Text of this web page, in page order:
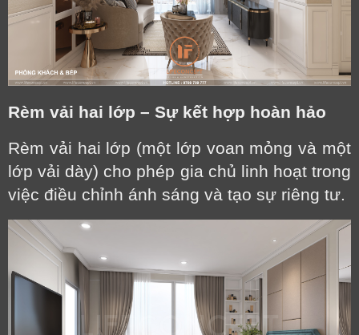
Rèm vải hai lớp – Sự kết hợp hoàn hảo
Rèm vải hai lớp (một lớp voan mỏng và một
lớp vải dày) cho phép gia chủ linh hoạt trong
việc điều chỉnh ánh sáng và tạo sự riêng tư.